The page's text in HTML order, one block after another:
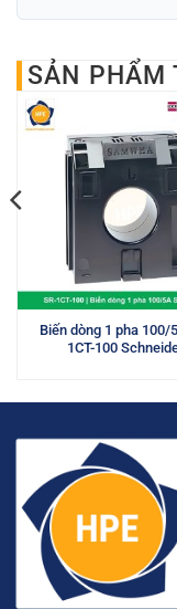
SẢN PHẨM
Biến dòng 1 pha 100/
1CT-100